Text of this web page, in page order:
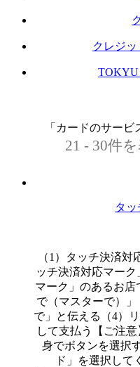
クレジ
TOKYU
「カードのサー
21 - 30件
タ
（1）タッチ決済対
ッチ決済対応マーク
マーク」のあるお店
で（マスターで）
で」と伝える（4）
して支払う【ご注
身でボタンを選択
ド」を選択し